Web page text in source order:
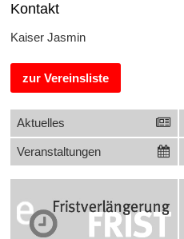
Kontakt
Kaiser Jasmin
zur Vereinsliste
Sidebar
Links
Aktuelles
Veranstaltungen